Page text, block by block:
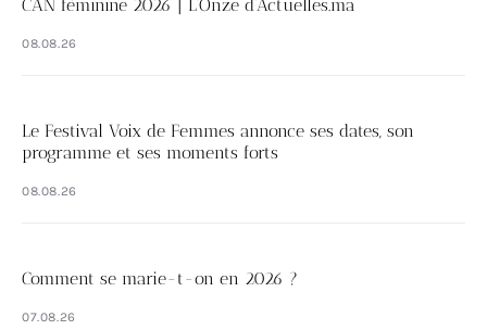
CAN féminine 2026 | L’Onze d’Actuelles.ma
08.08.26
Le Festival Voix de Femmes annonce ses dates, son
programme et ses moments forts
08.08.26
Comment se marie-t-on en 2026 ?
07.08.26